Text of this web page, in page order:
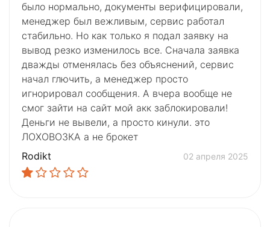
было нормально, документы верифицировали,
менеджер был вежливым, сервис работал
стабильно. Но как только я подал заявку на
вывод резко изменилось все. Сначала заявка
дважды отменялась без объяснений, сервис
начал глючить, а менеджер просто
игнорировал сообщения. А вчера вообще не
смог зайти на сайт мой акк заблокировали!
Деньги не вывели, а просто кинули. это
ЛОХОВОЗКА а не брокет
Rodikt
02 апреля 2025